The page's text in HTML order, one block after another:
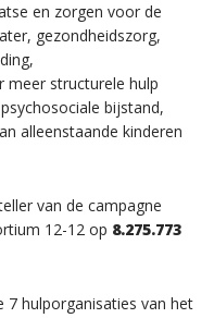
en zorgen voor de
gezondheidszorg,
structurele hulp
bijstand,
alleenstaande kinderen
van de campagne
12-12 op 8.275.773
7 hulporganisaties van het